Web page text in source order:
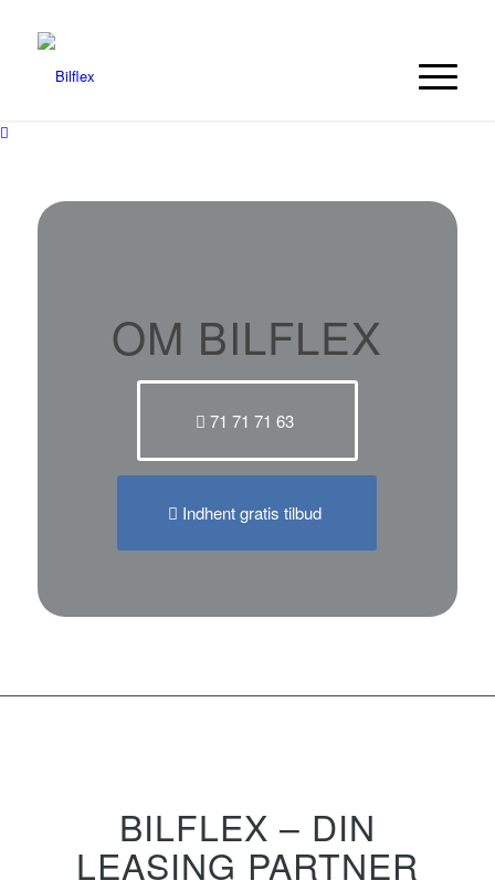
OM BILFLEX
71 71 71 63
Indhent gratis tilbud
BILFLEX – DIN
LEASING PARTNER